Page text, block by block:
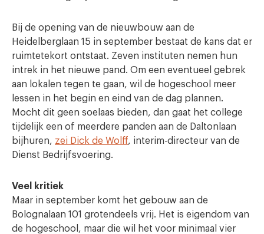
Bij de opening van de nieuwbouw aan de
Heidelberglaan 15 in september bestaat de kans dat er
ruimtetekort ontstaat. Zeven instituten nemen hun
intrek in het nieuwe pand. Om een eventueel gebrek
aan lokalen tegen te gaan, wil de hogeschool meer
lessen in het begin en eind van de dag plannen.
Mocht dit geen soelaas bieden, dan gaat het college
tijdelijk een of meerdere panden aan de Daltonlaan
bijhuren, zei Dick de Wolff, interim-directeur van de
Dienst Bedrijfsvoering.
Veel kritiek
Maar in september komt het gebouw aan de
Bolognalaan 101 grotendeels vrij. Het is eigendom van
de hogeschool, maar die wil het voor minimaal vier